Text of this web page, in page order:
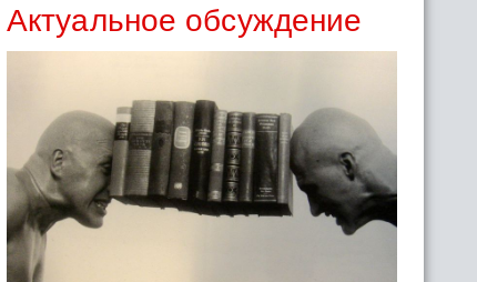
Актуальное обсуждение